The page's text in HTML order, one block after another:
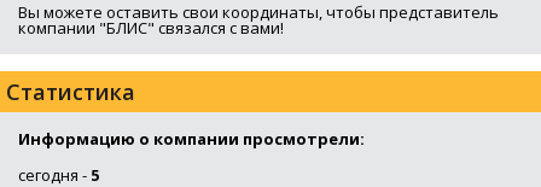
Вы можете оставить свои координаты, чтобы представитель
компании "БЛИС" связался с вами!
Статистика
Информацию о компании просмотрели:
сегодня - 5